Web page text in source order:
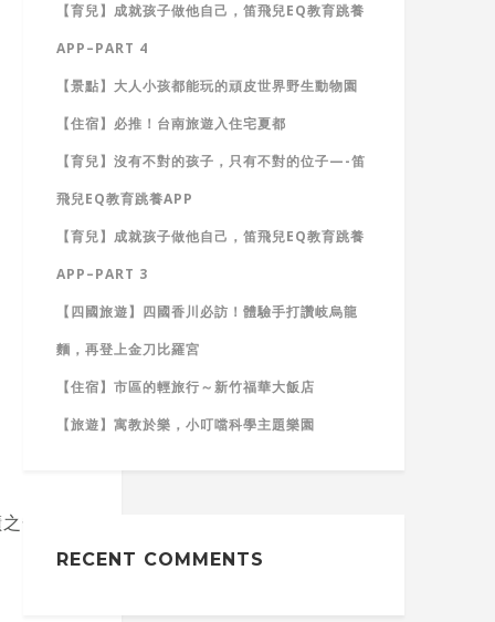
一
【育兒】成就孩子做他自己，笛飛兒EQ教育跳養
APP–PART 4
【景點】大人小孩都能玩的頑皮世界野生動物園
【住宿】必推！台南旅遊入住宅夏都
【育兒】沒有不對的孩子，只有不對的位子—-笛
飛兒EQ教育跳養APP
【育兒】成就孩子做他自己，笛飛兒EQ教育跳養
APP–PART 3
【四國旅遊】四國香川必訪！體驗手打讚岐烏龍
麵，再登上金刀比羅宮
【住宿】市區的輕旅行～新竹福華大飯店
【旅遊】寓教於樂，小叮噹科學主題樂園
RECENT COMMENTS